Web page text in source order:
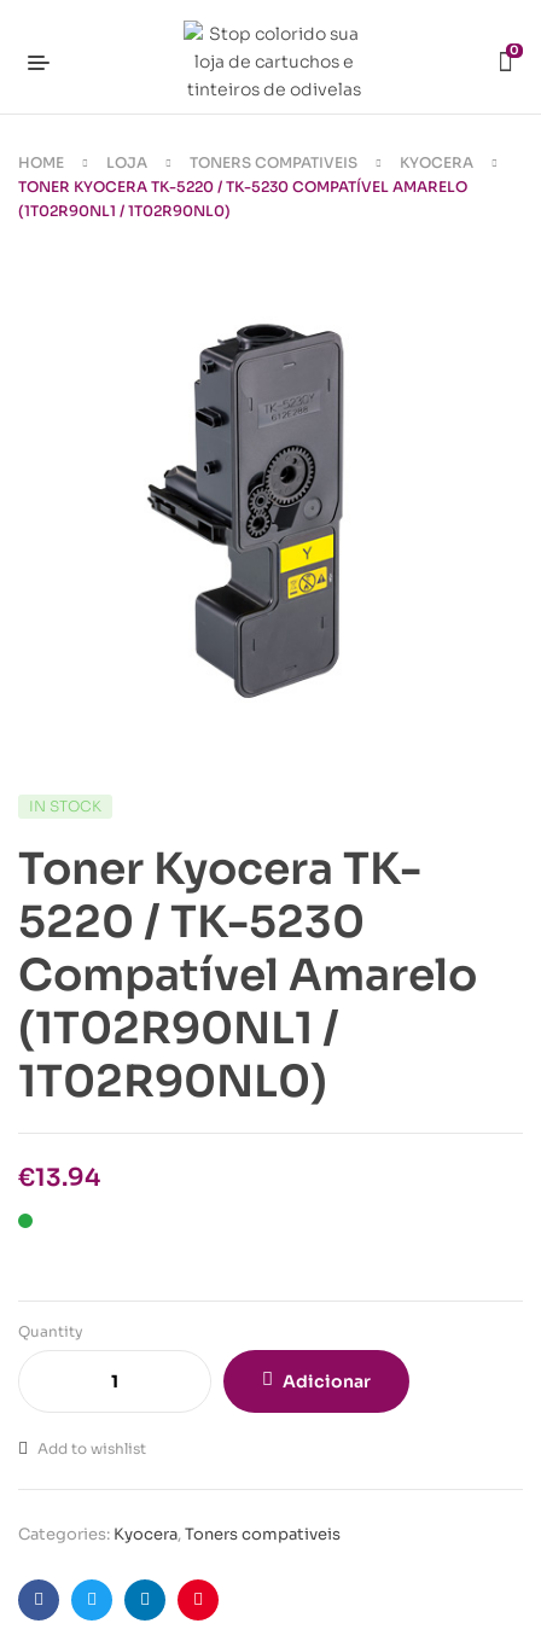
0
HOME LOJA TONERS COMPATIVEIS
KYOCERA
TONER KYOCERA TK-5220 / TK-5230 COMPATÍVEL AMARELO
(1T02R90NL1 / 1T02R90NL0)
IN STOCK
Toner Kyocera TK-
5220 / TK-5230
Compatível Amarelo
(1T02R90NL1 /
1T02R90NL0)
€13.94
Quantity
Adicionar
Add to wishlist
Categories: Kyocera,Toners compativeis
FacebookTwitterLinkedinPinterest